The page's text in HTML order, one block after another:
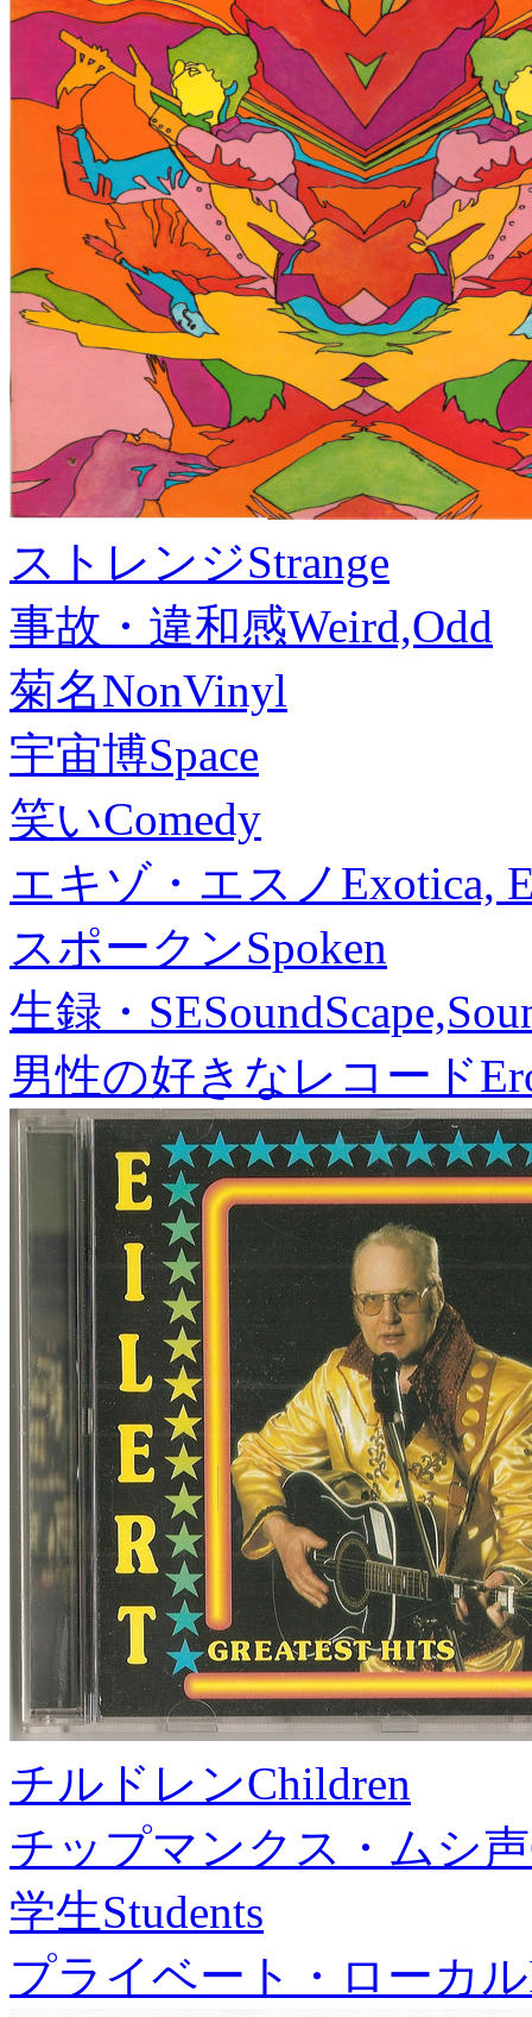
ストレンジStrange
事故・違和感Weird,Odd
菊名NonVinyl
宇宙博Space
笑いComedy
エキゾ・エスノ Exotica,
スポークンSpoken
生録・SE
男性の好きなレコード
チルドレンChildren
チップマンクス・ムシ声
学生Students
プライベート・ローカル